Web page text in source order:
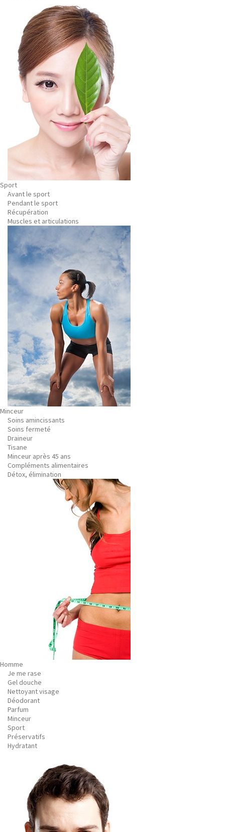
Sport
Avant le sport
Pendant le sport
Récupération
Muscles et articulations
Minceur
Soins amincissants
Soins fermeté
Draineur
Tisane
Minceur après 45 ans
Compléments alimentaires
Détox, élimination
Homme
Je me rase
Gel douche
Nettoyant visage
Déodorant
Parfum
Minceur
Sport
Préservatifs
Hydratant